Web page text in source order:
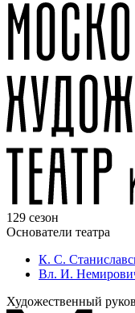
129 сезон
Основатели театра
К. С.
Вл. И.
Художественный